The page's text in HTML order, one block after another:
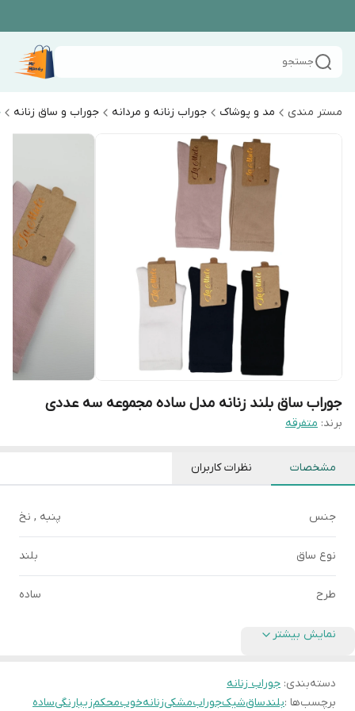
جستجو
مستر مندی مد و پوشاک جوراب زنانه و مردانه جوراب و ساق زنانه
جوراب ساق بلند زنانه مدل ساده مجموعه سه عددی
برند: متفرقه
مشخصات نظرات کاربران
جنس پنبه , نخ
نوع ساق بلند
طرح ساده
نمایش بیشتر
دسته‌بندی: جوراب زنانه
برچسب‌ها :بلندساقشیکجورابمشکیزنانهخوبمحکمزیبارنگیساده